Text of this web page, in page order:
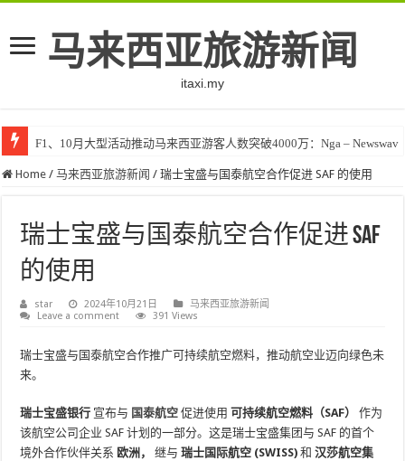
马来西亚旅游新闻
itaxi.my
F1、10月大型活动推动马来西亚游客人数突破4000万：Nga – Newswav
Home / 马来西亚旅游新闻 / 瑞士宝盛与国泰航空合作促进 SAF 的使用
瑞士宝盛与国泰航空合作促进 SAF
的使用
star 2024年10月21日
马来西亚旅游新闻
Leave a comment
391 Views
瑞士宝盛与国泰航空合作推广可持续航空燃料，推动航空业迈向绿色未
来。
瑞士宝盛银行 宣布与 国泰航空 促进使用可持续航空燃料（SAF）
作为
该航空公司企业 SAF 计划的一部分。这是瑞士宝盛集团与 SAF 的首个
境外合作伙伴关系 欧洲， 继与瑞士国际航空 (SWISS) 和汉莎航空集